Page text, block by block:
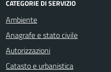
CATEGORIE DI SERVIZIO
Ambiente
Anagrafe e stato civile
Autorizzazioni
Catasto e urbanistica